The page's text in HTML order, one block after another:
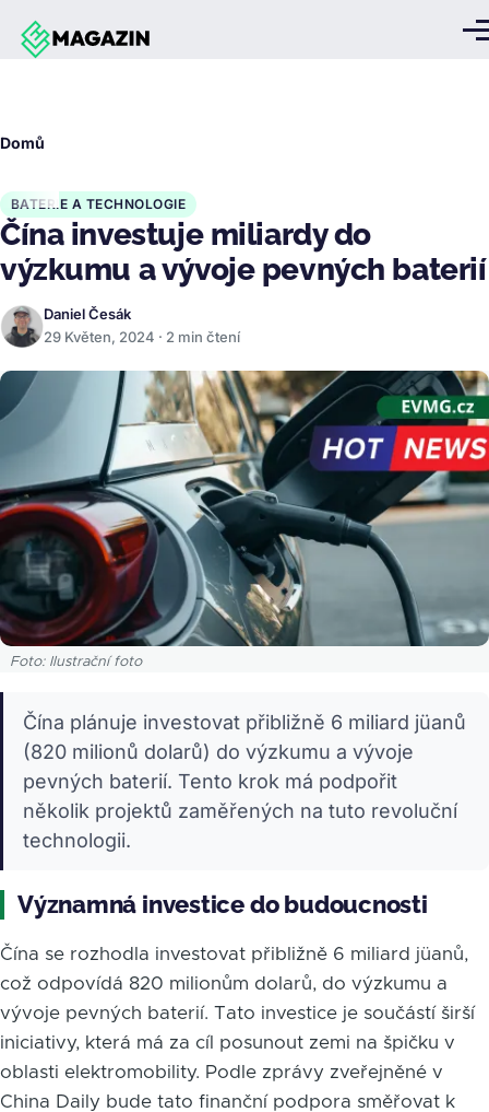
Přejít k hlavnímu obsahu
Domů
BATERIE A TECHNOLOGIE
Čína investuje miliardy do
výzkumu a vývoje pevných baterií
Daniel Česák
29 Květen, 2024 · 2 min čtení
Foto: Ilustrační foto
Čína plánuje investovat přibližně 6 miliard jüanů
(820 milionů dolarů) do výzkumu a vývoje
pevných baterií. Tento krok má podpořit
několik projektů zaměřených na tuto revoluční
technologii.
Významná investice do budoucnosti
Čína se rozhodla investovat přibližně 6 miliard jüanů,
což odpovídá 820 milionům dolarů, do výzkumu a
vývoje pevných baterií. Tato investice je součástí širší
iniciativy, která má za cíl posunout zemi na špičku v
oblasti elektromobility. Podle zprávy zveřejněné v
China Daily bude tato finanční podpora směřovat k